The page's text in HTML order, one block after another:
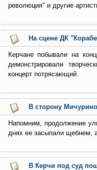
революция" и другие
На сцене ДК
Керчане побывали на
демонстрировали
концерт потрясающий.
В сторону
Напомним, продолжение
днях ее засыпали щебнем,
В Керчи под суд